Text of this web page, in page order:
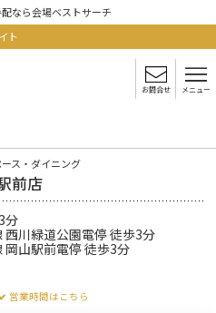
なら会場ベストサーチ
ト
お問合せ メニュー
ス・ダイニング
前店
分
西川緑道公園電停 徒歩3分
岡山駅前電停 徒歩3分
営業時間はこちら